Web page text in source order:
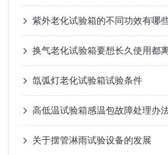
紫外老化试验箱的不同功效有哪
换气老化试验箱要想长久使用都
氙弧灯老化试验箱试验条件
高低温试验箱感温包故障处理办
关于摆管淋雨试验设备的发展